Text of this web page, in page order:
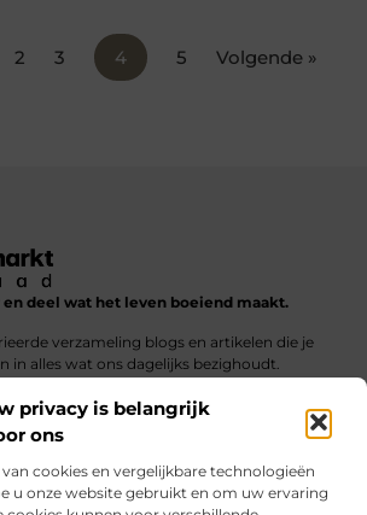
privacy is belangrijk
ons
cookies en vergelijkbare technologieën
u onze website gebruikt en om uw ervaring
2 3 4 5 Volgende »
deel wat het leven boeiend maakt.
verzameling blogs en artikelen die je
in alles wat ons dagelijks bezighoudt.